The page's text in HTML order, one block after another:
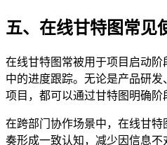
五、在线甘特图常见
在线甘特图常被用于项目启动
中的进度跟踪。无论是产品研
项目，都可以通过甘特图明确阶
在跨部门协作场景中，在线甘
奏形成一致认知，减少因信息不